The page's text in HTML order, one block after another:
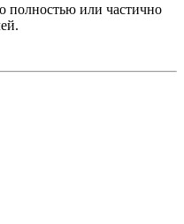
полностью или частично